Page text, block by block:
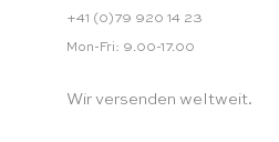
+41 (0)79 920 14 23
Mon-Fri: 9.00-17.00
Wir versenden weltweit.